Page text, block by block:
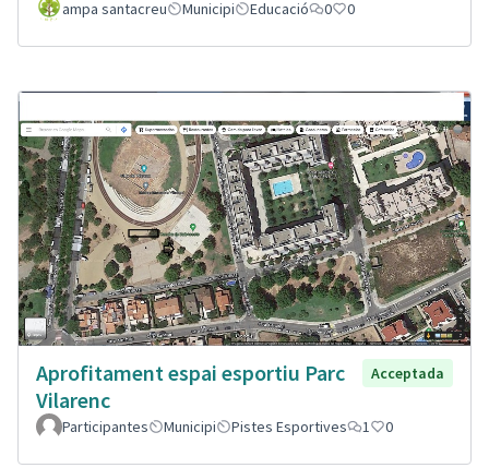
ampa santacreu Municipi Educació 0 0
Aprofitament espai esportiu Parc
Vilarenc
Acceptada
Participantes Municipi Pistes Esportives 1 0